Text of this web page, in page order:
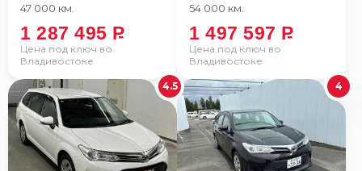
47 000 км.
Цена под ключ во
Владивостоке
1 287 495 P
54 000 км.
Цена под ключ во
Владивостоке
1 497 597 P
4.5 4